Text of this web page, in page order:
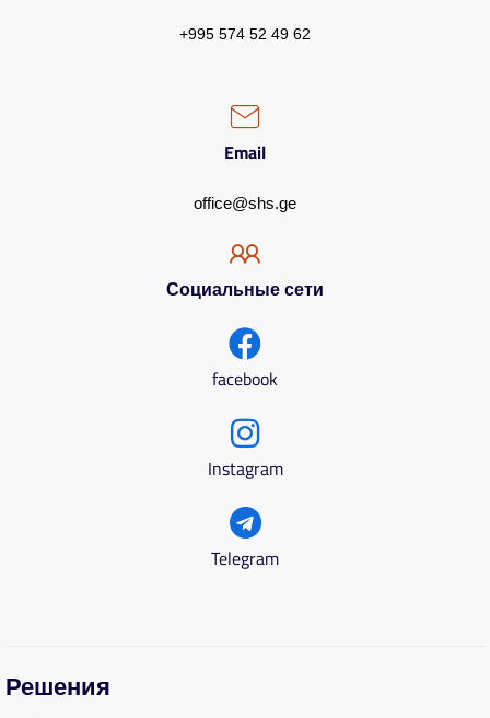
+995 574 52 49 62
Email
office@shs.ge
Социальные сети
facebook
Instagram
Telegram
Решения